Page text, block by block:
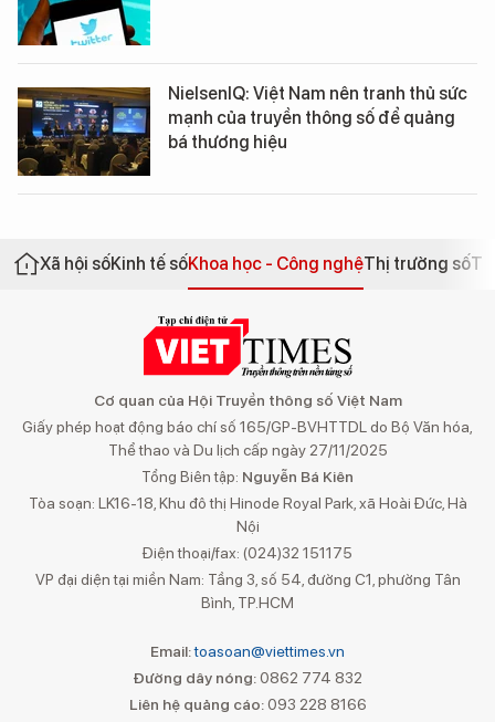
NielsenIQ: Việt Nam nên tranh thủ sức
mạnh của truyền thông số để quảng
bá thương hiệu
Xã hội sốKinh tế sốKhoa học - Công nghệThị trường số
Cơ quan của Hội Truyền thông số Việt Nam
Giấy phép hoạt động báo chí số 165/GP-BVHTTDL do Bộ Văn hóa,
Thể thao và Du lịch cấp ngày 27/11/2025
Tổng Biên tập: Nguyễn Bá Kiên
Tòa soạn: LK16-18, Khu đô thị Hinode Royal Park, xã Hoài Đức, Hà
Nội
Điện thoại/fax: (024)32 151175
VP đại diện tại miền Nam: Tầng 3, số 54, đường C1, phường Tân
Bình, TP.HCM
Email:toasoan@viettimes.vn
Đường dây nóng: 0862 774 832
Liên hệ quảng cáo:093 228 8166